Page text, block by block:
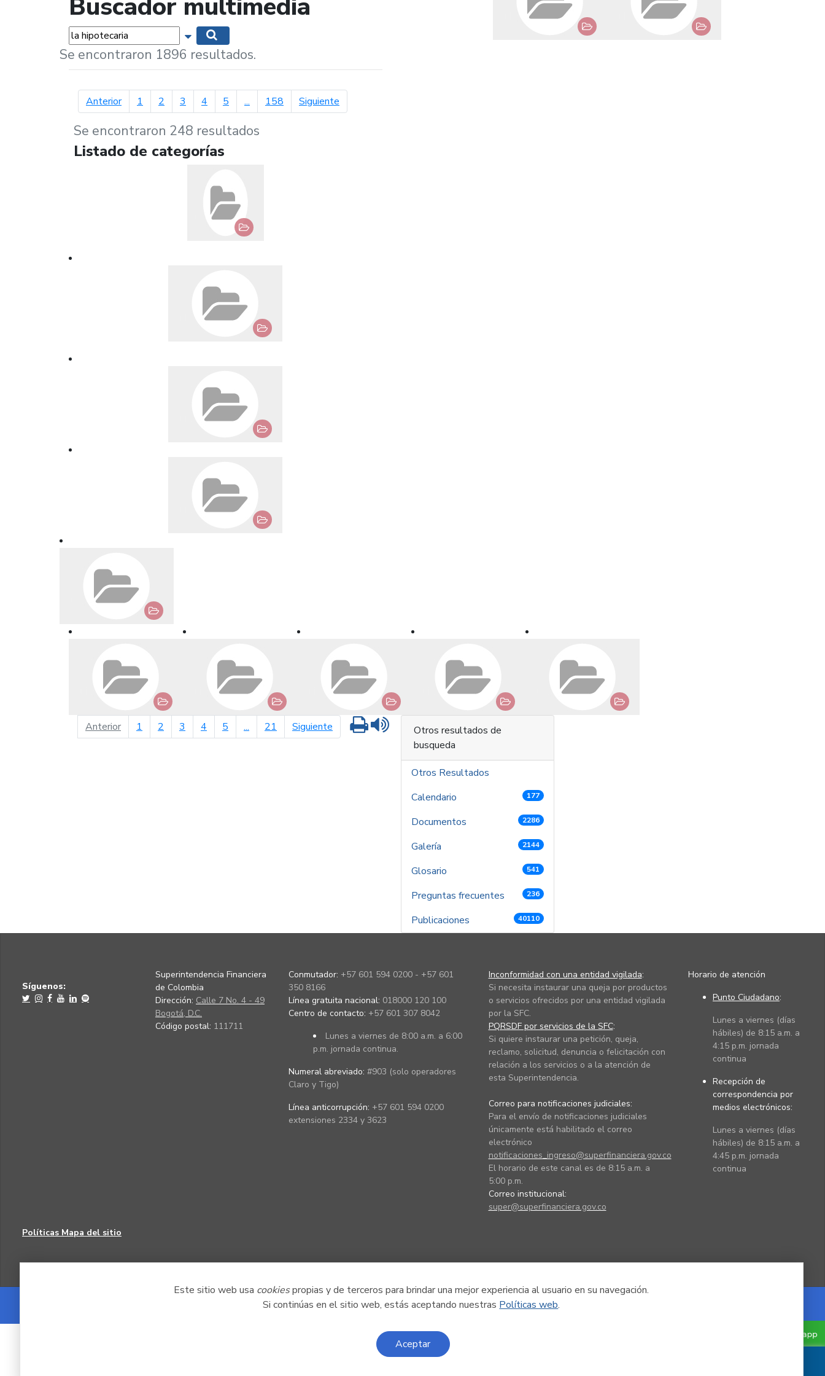
Este sitio web usa cookiespropias y de terceros para brindar una mejor experiencia al usuario en su navegación.
Si continúas en el sitio web, estás aceptando nuestras Políticas web.
Aceptar
Buscador multimedia
Palabras... Mostrar opciones de búsqueda
Se encontraron 1896 resultados.
Anteriorpágina anterior
1 2 3 4 5 ... 158 Siguientepágina siguiente
Se encontraron 248 resultados
Listado de categorías
Anteriorpágina anterior
1 2 3 4 5 ... 21 Siguiente página siguiente
Imprimir
Otros resultados de
busqueda
Otros Resultados
Calendario
177
Documentos 2286
Galería 2144
Glosario 541
Preguntas frecuentes 236
Publicaciones 40110
Síguenos:
Superintendencia Financiera
de Colombia
Dirección: Calle 7 No. 4 - 49
Bogotá, D.C.
Código postal: 111711
Conmutador: +57 601 594 0200 - +57 601
350 8166
Línea gratuita nacional: 018000 120 100
Centro de contacto: +57 601 307 8042
Lunes a viernes de 8:00 a.m. a 6:00
p.m. jornada continua.
Numeral abreviado: #903 (solo operadores
Claro y Tigo)
Línea anticorrupción: +57 601 594 0200
extensiones 2334 y 3623
Inconformidad con una entidad vigilada:
Si necesita instaurar una queja por productos
o servicios ofrecidos por una entidad vigilada
por la SFC.
PQRSDF por servicios de la SFC:
Si quiere instaurar una petición, queja,
reclamo, solicitud, denuncia o felicitación con
relación a los servicios o a la atención de
esta Superintendencia.
Correo para notificaciones judiciales:
Para el envío de notificaciones judiciales
únicamente está habilitado el correo
electrónico
notificaciones_ingreso@superfinanciera.gov.co
El horario de este canal es de 8:15 a.m. a
5:00 p.m.
Correo institucional:
super@superfinanciera.gov.co
Horario de atención
Punto Ciudadano:
Lunes a viernes (días
hábiles) de 8:15 a.m. a
4:15 p.m. jornada
continua
Recepción de
correspondencia por
medios electrónicos:
Lunes a viernes (días
hábiles) de 8:15 a.m. a
4:45 p.m. jornada
continua
Políticas Mapa del sitio
Powered by Nexura